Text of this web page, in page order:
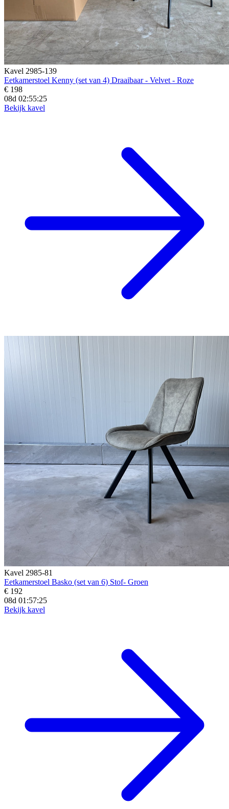
Kavel 2985-139
Eetkamerstoel Kenny (set van 4) Draaibaar - Velvet - Roze
€ 198
08d 02:55:23
Bekijk kavel
Kavel 2985-81
Eetkamerstoel Basko (set van 6) Stof- Groen
€ 192
08d 01:57:23
Bekijk kavel